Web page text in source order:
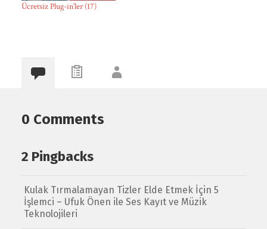
Ücretsiz Plug-in’ler (17)
0 Comments
2 Pingbacks
Kulak Tırmalamayan Tizler Elde Etmek İçin 5
İşlemci – Ufuk Önen ile Ses Kayıt ve Müzik
Teknolojileri